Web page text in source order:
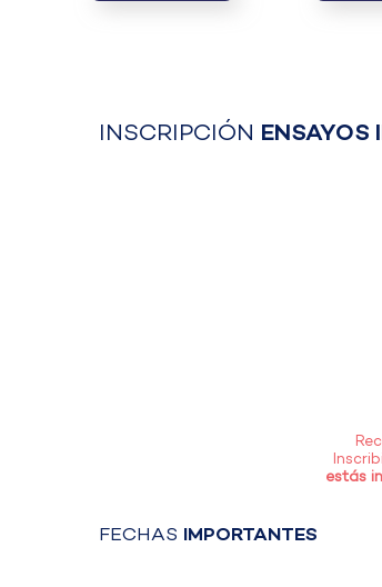
INSCRIPCIÓN ENSAYOS
estás
FECHAS IMPORTANTES